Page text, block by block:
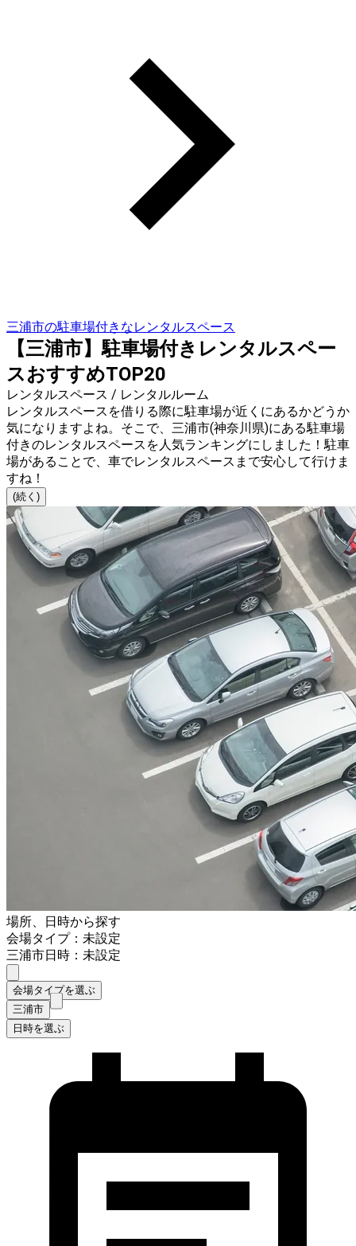
三浦市の駐車場付きなレンタルスペース
【三浦市】駐車場付きレンタルスペー
スおすすめTOP20
レンタルスペース / レンタルルーム
レンタルスペースを借りる際に駐車場が近くにあるかどうか
気になりますよね。そこで、三浦市(神奈川県)にある駐車場
付きのレンタルスペースを人気ランキングにしました！駐車
場があることで、車でレンタルスペースまで安心して行けま
すね！
(続く)
場所、日時から探す
会場タイプ：未設定
三浦市日時：未設定
会場タイプを選ぶ
三浦市
日時を選ぶ